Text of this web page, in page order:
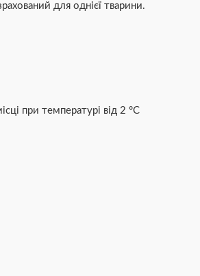
для однієї тварини.
при температурі від 2 °С